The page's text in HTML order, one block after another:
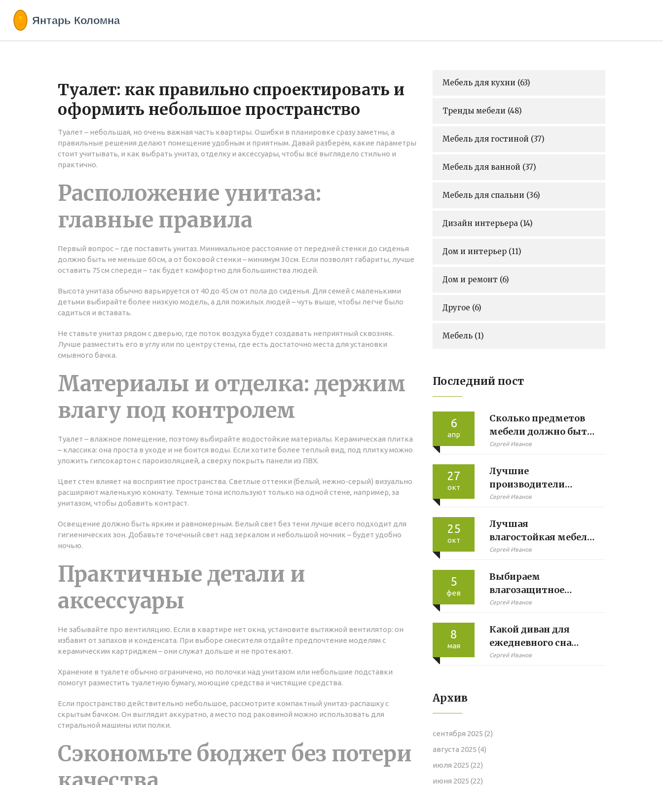
Туалет: как правильно спроектировать и
оформить небольшое пространство
Туалет – небольшая, но очень важная часть квартиры. Ошибки в планировке сразу заметны, а
правильные решения делают помещение удобным и приятным. Давай разберём, какие параметры
стоит учитывать, и как выбрать унитаз, отделку и аксессуары, чтобы всё выглядело стильно и
практично.
Расположение унитаза:
главные правила
Первый вопрос – где поставить унитаз. Минимальное расстояние от передней стенки до сиденья
должно быть не меньше 60 см, а от боковой стенки – минимум 30 см. Если позволят габариты, лучше
оставить 75 см спереди – так будет комфортно для большинства людей.
Высота унитаза обычно варьируется от 40 до 45 см от пола до сиденья. Для семей с маленькими
детьми выбирайте более низкую модель, а для пожилых людей – чуть выше, чтобы легче было
садиться и вставать.
Не ставьте унитаз рядом с дверью, где поток воздуха будет создавать неприятный сквозняк.
Лучше разместить его в углу или по центру стены, где есть достаточно места для установки
смывного бачка.
Материалы и отделка: держим
влагу под контролем
Туалет – влажное помещение, поэтому выбирайте водостойкие материалы. Керамическая плитка
– классика: она проста в уходе и не боится воды. Если хотите более теплый вид, под плитку можно
уложить гипсокартон с пароизоляцией, а сверху покрыть панели из ПВХ.
Цвет стен влияет на восприятие пространства. Светлые оттенки (белый, нежно-серый) визуально
расширяют маленькую комнату. Темные тона используют только на одной стене, например, за
унитазом, чтобы добавить контраст.
Освещение должно быть ярким и равномерным. Белый свет без тени лучше всего подходит для
гигиенических зон. Добавьте точечный свет над зеркалом и небольшой ночник – будет удобно
ночью.
Практичные детали и
аксессуары
Не забывайте про вентиляцию. Если в квартире нет окна, установите вытяжной вентилятор: он
избавит от запахов и конденсата. При выборе смесителя отдайте предпочтение моделям с
керамическим картриджем – они служат дольше и не протекают.
Хранение в туалете обычно ограничено, но полочки над унитазом или небольшие подставки
помогут разместить туалетную бумагу, моющие средства и чистящие средства.
Если пространство действительно небольшое, рассмотрите компактный унитаз‑распашку с
скрытым бачком. Он выглядит аккуратно, а место под раковиной можно использовать для
стиральной машины или полки.
Сэкономьте бюджет без потери
Мебель для кухни (63)
Тренды мебели (48)
Мебель для гостиной (37)
Мебель для ванной (37)
Мебель для спальни (36)
Дизайн интерьера (14)
Дом и интерьер (11)
Дом и ремонт (6)
Другое (6)
Мебель (1)
Последний пост
6
апр
Сколько предметов
мебели должно быть
в спальне?
Сергей Иванов
27
окт
Лучшие
производители
диванов: Тренды и
Сергей Иванов
25
окт
Лучшая
влагостойкая мебель
для ванной комнаты:
Сергей Иванов
5
фев
Выбираем
влагозащитное
покрытие для
ванной
Сергей Иванов
8
мая
Какой диван для
ежедневного сна
выбрать: главные
Сергей Иванов
Архив
сентября 2025 (2)
августа 2025 (4)
июля 2025 (22)
июня 2025 (22)